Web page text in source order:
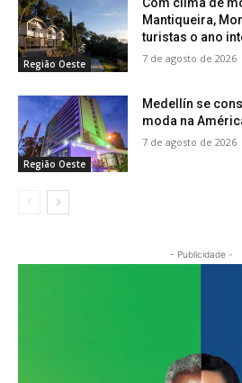
Região Oeste
Mantiqueira,
turistas o ano
7 de agosto de 2026
Região Oeste
Medellín se
moda na
7 de agosto de 2026
- Publicidade -